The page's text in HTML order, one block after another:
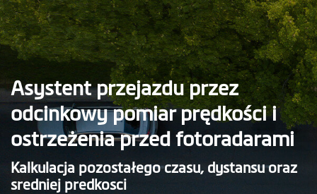
Asystent przejazdu przez
odcinkowy pomiar prędkości i
ostrzeżenia przed fotoradarami
Kalkulacja pozostałego czasu, dystansu oraz
sredniej predkosci